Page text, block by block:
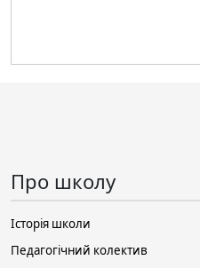
Про школу
Історія школи
Педагогічний колектив